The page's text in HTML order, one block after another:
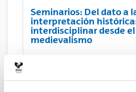
Seminarios: Del dato a
interpretación
interdisciplinar desde el
medievalismo
Seminario: Paisaje y